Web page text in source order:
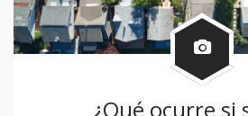
¿Qué ocurre si